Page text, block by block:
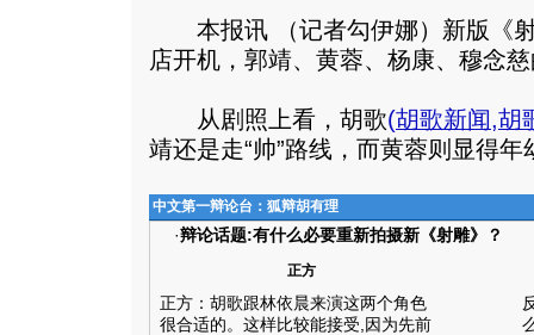
本报讯 （记者勾伊娜）新版《射
店开机，郭靖、黄蓉、杨康、穆念
从剧照上看，胡歌(胡歌新闻,胡
靖还是走“帅”路线，而黄蓉则显得
中文第一辩论台：狐辩胡有理
·辩论话题:有什么必要重新拍摄新《射雕》？
正方
正方：胡歌跟林依晨来演这两个角色
很合适的。这样比较能接受,因为先前